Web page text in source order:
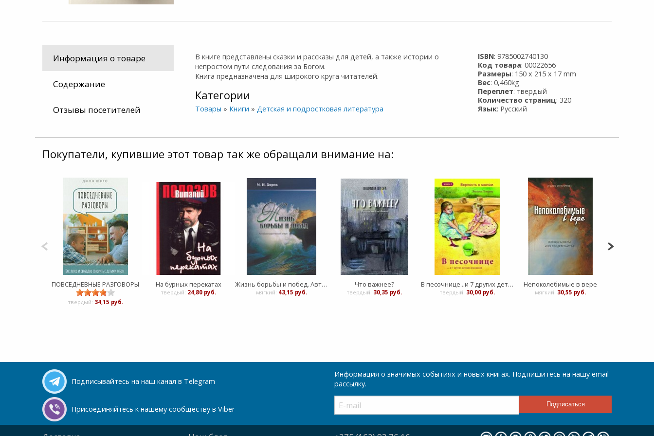
Информация о товаре
Содержание
Отзывы посетителей
В книге представлены сказки и рассказы для детей, а также истории о
непростом пути следования за Богом.
Книга предназначена для широкого круга читателей.
Категории
Товары » Книги »Детская и подростковая литература
ISBN: 9785002740130
Код товара: 00022656
Размеры: 150 x 215 x 17 mm
Вес: 0,460kg
Переплет: твердый
Количество страниц: 320
Язык: Русский
Покупатели, купившие этот товар так же обращали внимание на:
ПОВСЕДНЕВНЫЕ РАЗГОВОРЫ
твердый: 34,15 руб.
На бурных перекатах
твердый: 24,80 руб.
Жизнь борьбы и побед. Автобиографический очерк
мягкий: 43,15 руб.
Что важнее?
твердый: 30,35 руб.
В песочнице...и 7 других детских рассказов
твердый: 30,00 руб.
Непоколебимые в вере
мягкий: 30,55 руб.
Подписывайтесь на наш канал в Telegram
Присоединяйтесь к нашему сообществу в Viber
Информация о значимых событиях и новых книгах. Подпишитесь на нашу email
рассылку.